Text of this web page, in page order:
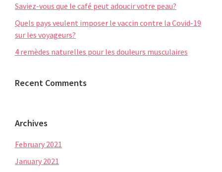
Saviez-vous que le café peut adoucir votre peau?
Quels pays veulent imposer le vaccin contre la Covid-19
sur les voyageurs?
4 remèdes naturelles pour les douleurs musculaires
Recent Comments
Archives
February 2021
January 2021